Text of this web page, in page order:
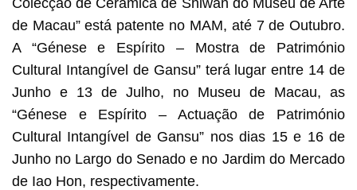
de Macau” está patente no MAM, até 7 de Outubro.
A “Génese e Espírito – Mostra de Património
Cultural Intangível de Gansu” terá lugar entre 14 de
Junho e 13 de Julho, no Museu de Macau, as
“Génese e Espírito – Actuação de Património
Cultural Intangível de Gansu” nos dias 15 e 16 de
Junho no Largo do Senado e no Jardim do Mercado
de Iao Hon, respectivamente.